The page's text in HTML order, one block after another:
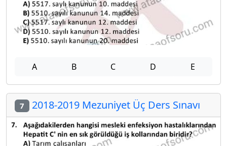
A B C D E
7 2018-2019 Mezuniyet Üç Ders Sınavı